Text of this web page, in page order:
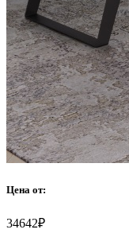
Цена от:
34642₽